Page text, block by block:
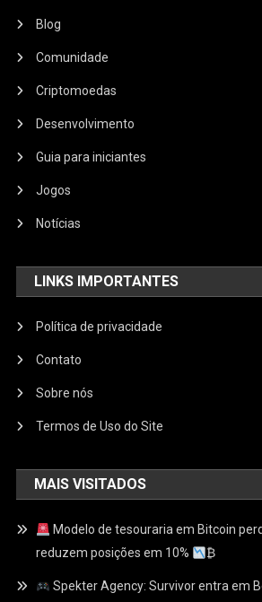
Blog
Comunidade
Criptomoedas
Desenvolvimento
Guia para iniciantes
Jogos
Notícias
LINKS IMPORTANTES
Política de privacidade
Contato
Sobre nós
Termos de Uso do Site
MAIS VISITADOS
Modelo de tesouraria em Bitcoin
reduzem posições em 10%
₿
Spekter Agency: Survivor entra em